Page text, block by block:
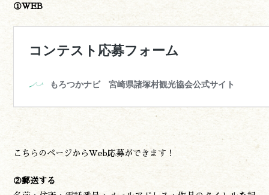
①WEB
こちらのページからWeb応募ができます！
②郵送する